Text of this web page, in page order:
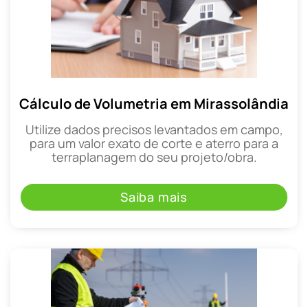
Cálculo de Volumetria em Mirassolândia
Utilize dados precisos levantados em campo,
para um valor exato de corte e aterro para a
terraplanagem do seu projeto/obra.
Saiba mais